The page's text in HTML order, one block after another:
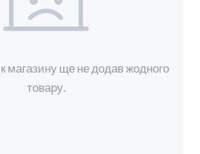
магазину ще не додав жодного
товару.